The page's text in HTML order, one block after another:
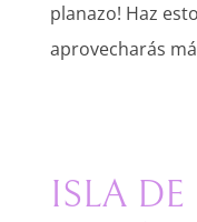
planazo! Haz
aprovecharás
ISLA DE